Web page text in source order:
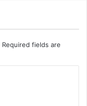
Required fields are